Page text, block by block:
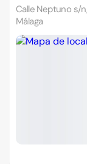
Calle Neptuno s/
Málaga